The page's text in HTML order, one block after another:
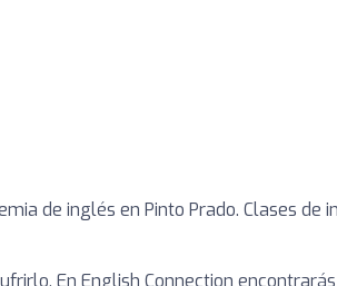
de inglés en Pinto Prado. Clases de
En English Connection